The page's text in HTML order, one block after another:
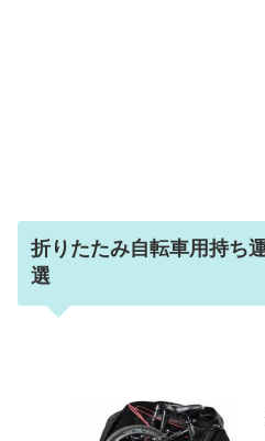
折りたたみ自転車用持ち
選